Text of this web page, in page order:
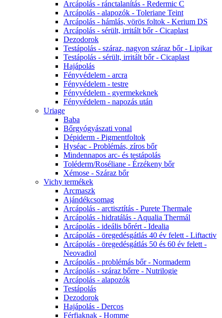
Arcápolás - ránctalanítás - Redermic C
Arcápolás - alapozók - Toleriane Teint
Arcápolás - hámlás, vörös foltok - Kerium DS
Arcápolás - sérült, irritált bőr - Cicaplast
Dezodorok
Testápolás - száraz, nagyon száraz bőr - Lipikar
Testápolás - sérült, irritált bőr - Cicaplast
Hajápolás
Fényvédelem - arcra
Fényvédelem - testre
Fényvédelem - gyermekeknek
Fényvédelem - napozás után
Uriage
Baba
Bőrgyógyászati vonal
Dépiderm - Pigmentfoltok
Hyséac - Problémás, zíros bőr
Mindennapos arc- és testápolás
Toléderm/Roséliane - Érzékeny bőr
Xémose - Száraz bőr
Vichy termékek
Arcmaszk
Ajándékcsomag
Arcápolás - arctisztítás - Purete Thermale
Arcápolás - hidratálás - Aqualia Thermál
Arcápolás - ideális bőrért - Idealia
Arcápolás - öregedésgátlás 40 év felett - Liftactiv
Arcápolás - öregedésgátlás 50 és 60 év felett -
Neovadiol
Arcápolás - problémás bőr - Normaderm
Arcápolás - száraz bőrre - Nutrilogie
Arcápolás - alapozók
Testápolás
Dezodorok
Hajápolás - Dercos
Férfiaknak - Homme